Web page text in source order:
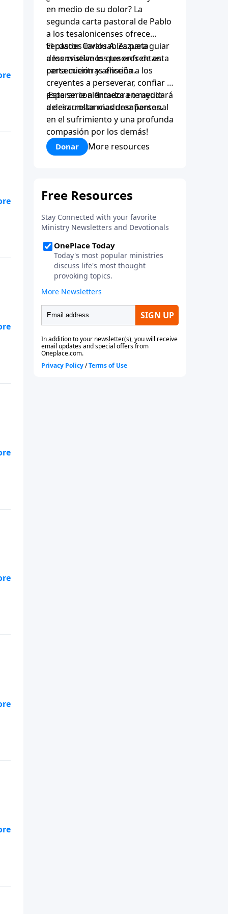
en medio de su dolor? La
segunda carta pastoral de Pablo
a los tesalonicenses ofrece
verdades invaluables para guiar
a los cristianos que enfrentan
persecución y aflicción.
El pastor Carlos A. Zazueta
desenvuelve los tesoros de esta
carta mientras enseña a los
creyentes a perseverar, confiar y
esperar con firmeza en medio
de circunstancias desafiantes.
¡Esta serie alentadora te ayudará
a desarrollar madurez personal
en el sufrimiento y una profunda
compasión por los demás!
Donar More resources